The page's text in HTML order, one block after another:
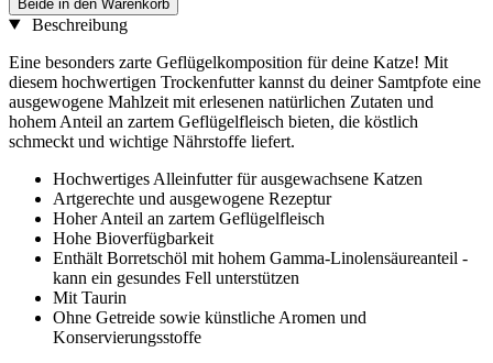
Beide in den Warenkorb
Beschreibung
Eine besonders zarte Geflügelkomposition für deine Katze! Mit
diesem hochwertigen Trockenfutter kannst du deiner Samtpfote eine
ausgewogene Mahlzeit mit erlesenen natürlichen Zutaten und
hohem Anteil an zartem Geflügelfleisch bieten, die köstlich
schmeckt und wichtige Nährstoffe liefert.
Hochwertiges Alleinfutter für ausgewachsene Katzen
Artgerechte und ausgewogene Rezeptur
Hoher Anteil an zartem Geflügelfleisch
Hohe Bioverfügbarkeit
Enthält Borretschöl mit hohem Gamma-Linolensäureanteil -
kann ein gesundes Fell unterstützen
Mit Taurin
Ohne Getreide sowie künstliche Aromen und
Konservierungsstoffe